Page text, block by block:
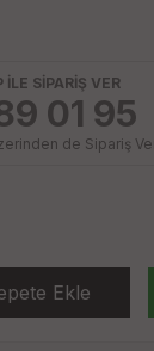
SİPARİŞ VER
01 95
de Sipariş
Ekle